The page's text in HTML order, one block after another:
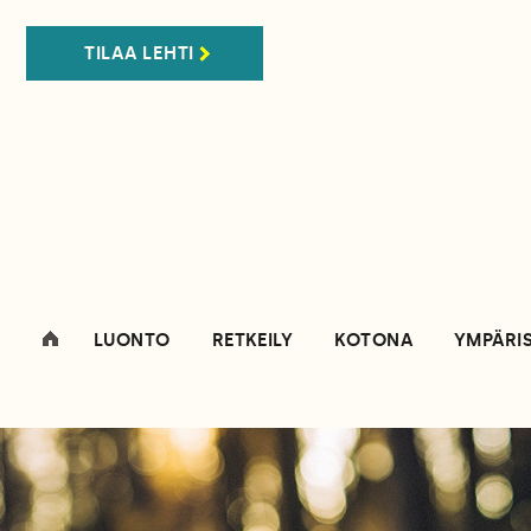
TILAA LEHTI
LUONTO RETKEILY KOTONA